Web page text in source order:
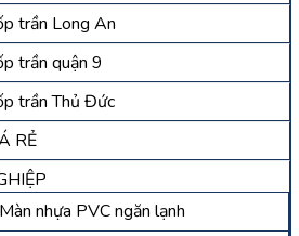
trần Long An
trần quận 9
trần Thủ Đức
RẺ
nhựa PVC ngăn lạnh